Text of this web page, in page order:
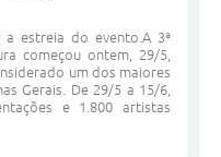
a estreia do evento.A 3ª
começou ontem, 29/5,
um dos maiores
Gerais. De 29/5 a 15/6,
e 1.800 artistas